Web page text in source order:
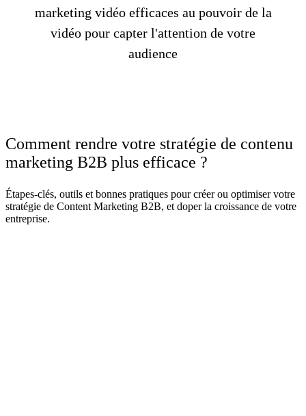
marketing vidéo efficaces au pouvoir de la
vidéo pour capter l'attention de votre
audience
Comment rendre votre stratégie de contenu
marketing B2B plus efficace ?
Étapes-clés, outils et bonnes pratiques pour créer ou optimiser votre
stratégie de Content Marketing B2B, et doper la croissance de votre
entreprise.